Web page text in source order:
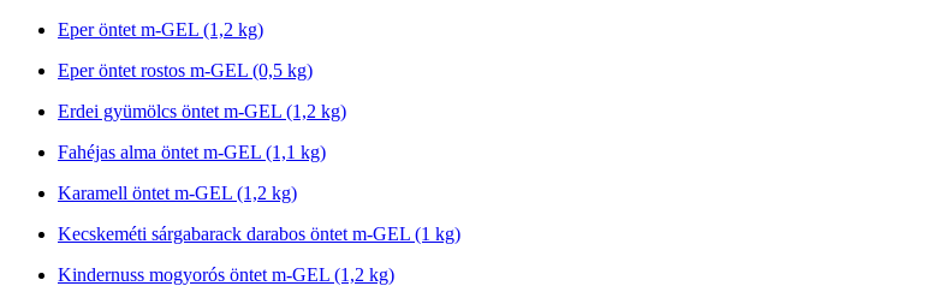
Eper öntet m-GEL (1,2 kg)
Eper öntet rostos m-GEL (0,5 kg)
Erdei gyümölcs öntet m-GEL (1,2 kg)
Fahéjas alma öntet m-GEL (1,1 kg)
Karamell öntet m-GEL (1,2 kg)
Kecskeméti sárgabarack darabos öntet m-GEL (1 kg)
Kindernuss mogyorós öntet m-GEL (1,2 kg)